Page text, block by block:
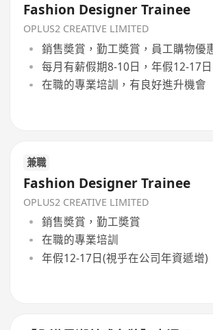
Fashion Designer Trainee
OPLUS2 CREATIVE LIMITED
銷售奬賞，勤工奬賞，員工購物優
每月有薪假期8-10日，年假12-17日
在職的專業培訓，有良好進升機會
兼職
Fashion Designer Trainee
OPLUS2 CREATIVE LIMITED
銷售奬賞，勤工奬賞
在職的專業培訓
年假12-17日(視乎在公司年資遞增)